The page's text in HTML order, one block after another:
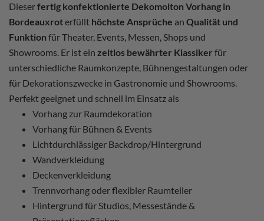
Dieserfertig konfektionierte Dekomolton Vorhang in
Bordeauxroterfüllt höchste Ansprüche an Qualität und
Funktion für Theater, Events, Messen, Shops und
Showrooms. Er ist ein zeitlos bewährter Klassiker für
unterschiedliche Raumkonzepte, Bühnengestaltungen oder
für Dekorationszwecke in Gastronomie und Showrooms.
Perfekt geeignet und schnell im Einsatz als
Vorhang zur Raumdekoration
Vorhang für Bühnen & Events
Lichtdurchlässiger Backdrop/Hintergrund
Wandverkleidung
Deckenverkleidung
Trennvorhang oder flexibler Raumteiler
Hintergrund für Studios, Messestände &